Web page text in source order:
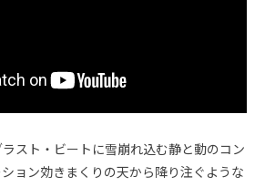
スト・ビートに雪崩れ込む静と動のコン
ション効きまくりの天から降り注ぐような